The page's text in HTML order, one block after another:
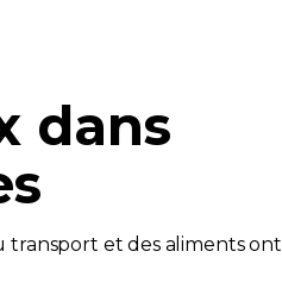
dans
transport et des aliments ont